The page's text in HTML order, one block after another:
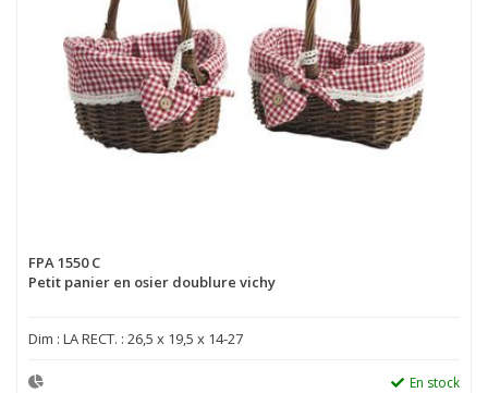
FPA 1550 C
Petit panier en osier doublure vichy
Dim : LA RECT. : 26,5 x 19,5 x 14-27
En stock